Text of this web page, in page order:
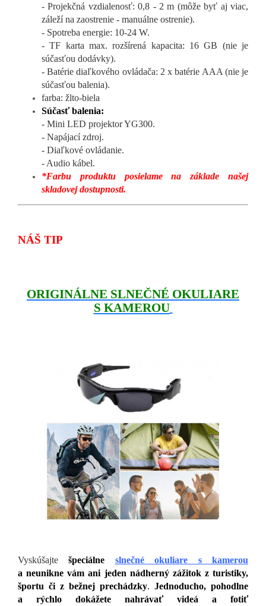
- Projekčná vzdialenosť: 0,8 - 2 m (môže byť aj viac,
záleží na zaostrenie - manuálne ostrenie).
- Spotreba energie: 10-24 W.
- TF karta max. rozšírená kapacita: 16 GB (nie je
súčasťou dodávky).
- Batérie diaľkového ovládača: 2 x batérie AAA (nie je
súčasťou balenia).
farba: žlto-biela
Súčasť balenia:
- Mini LED projektor YG300.
- Napájací zdroj.
- Diaľkové ovládanie.
- Audio kábel.
*Farbu produktu posielame na základe našej
skladovej dostupnosti.
NÁŠ TIP
ORIGINÁLNE SLNEČNÉ OKULIARE
S KAMEROU
Vyskúšajtešpeciálne slnečné okuliare s kamerou
a neunikne vám ani jeden nádherný zážitok z turistiky,
športu či z bežnej prechádzky. Jednoducho, pohodlne
a rýchlo dokážete nahrávať videá a fotiť